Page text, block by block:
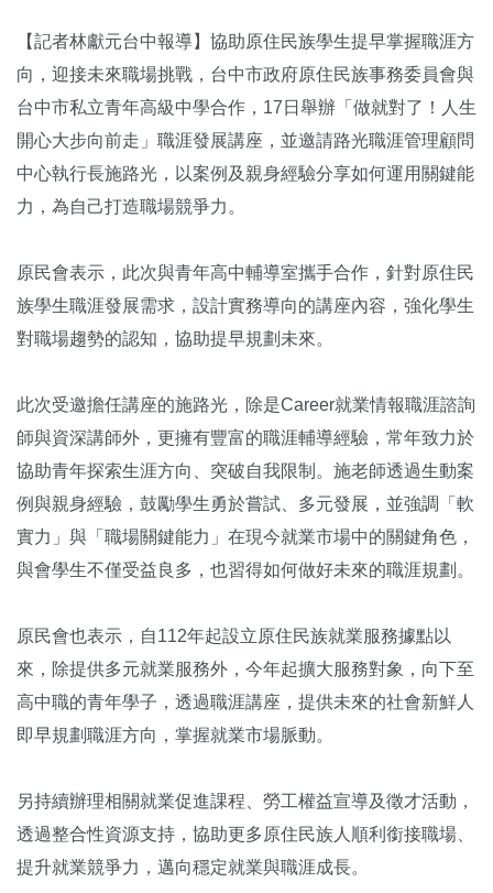
【記者林獻元台中報導】協助原住民族學生提早掌握職涯方
向，迎接未來職場挑戰，台中市政府原住民族事務委員會與
台中市私立青年高級中學合作，17日舉辦「做就對了！人生
開心大步向前走」職涯發展講座，並邀請路光職涯管理顧問
中心執行長施路光，以案例及親身經驗分享如何運用關鍵能
力，為自己打造職場競爭力。
原民會表示，此次與青年高中輔導室攜手合作，針對原住民
族學生職涯發展需求，設計實務導向的講座內容，強化學生
對職場趨勢的認知，協助提早規劃未來。
此次受邀擔任講座的施路光，除是Career就業情報職涯諮詢
師與資深講師外，更擁有豐富的職涯輔導經驗，常年致力於
協助青年探索生涯方向、突破自我限制。施老師透過生動案
例與親身經驗，鼓勵學生勇於嘗試、多元發展，並強調「軟
實力」與「職場關鍵能力」在現今就業市場中的關鍵角色，
與會學生不僅受益良多，也習得如何做好未來的職涯規劃。
原民會也表示，自112年起設立原住民族就業服務據點以
來，除提供多元就業服務外，今年起擴大服務對象，向下至
高中職的青年學子，透過職涯講座，提供未來的社會新鮮人
即早規劃職涯方向，掌握就業市場脈動。
另持續辦理相關就業促進課程、勞工權益宣導及徵才活動，
透過整合性資源支持，協助更多原住民族人順利銜接職場、
提升就業競爭力，邁向穩定就業與職涯成長。